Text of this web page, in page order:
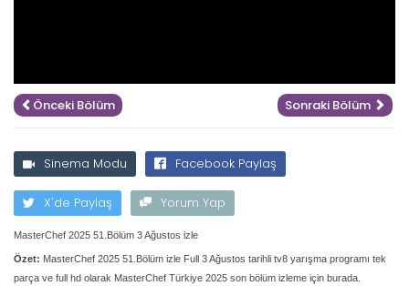
Önceki Bölüm Sonraki Bölüm
Sinema Modu Facebook Paylaş
X'de Paylaş Yorum Yap
MasterChef 2025 51.Bölüm 3 Ağustos izle
Özet: MasterChef 2025 51.Bölüm izle Full 3 Ağustos tarihli tv8 yarışma programı tek
parça ve full hd olarak MasterChef Türkiye 2025 son bölüm izleme için burada.